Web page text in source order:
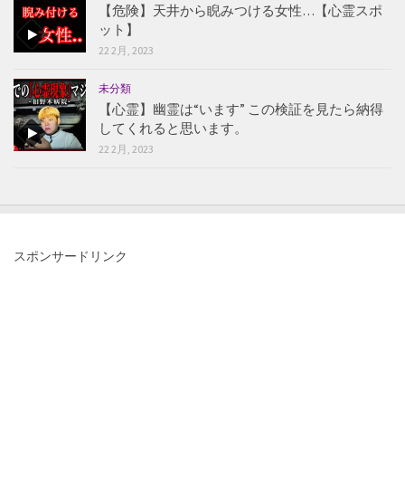
【危険】天井から睨みつける女性…【心霊スポ
ット】
22 2月, 2023
未分類
【心霊】幽霊は“います” この検証を見たら納得
してくれると思います。
22 2月, 2023
スポンサードリンク